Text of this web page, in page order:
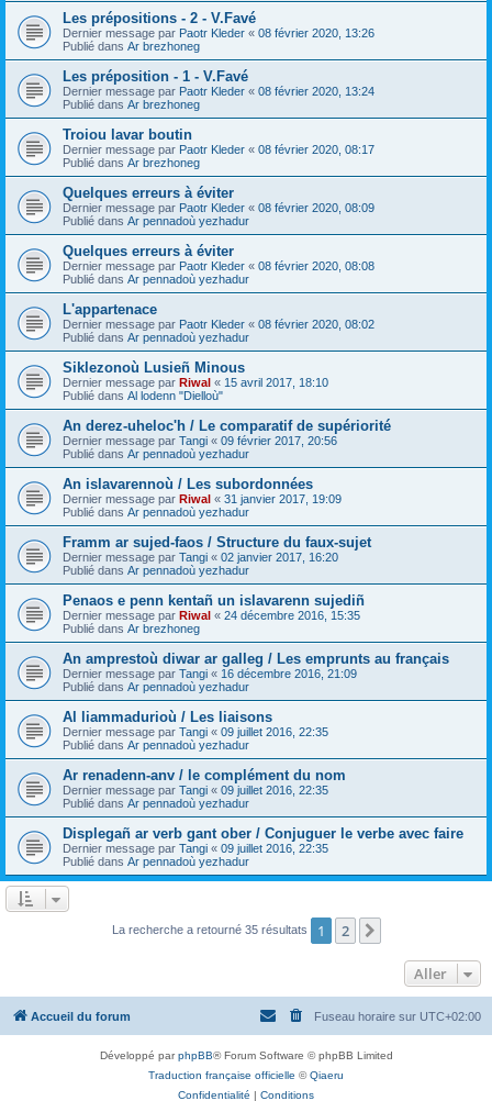
Les prépositions - 2 - V.Favé
Dernier message par Paotr Kleder « 08 février 2020, 13:26
Publié dans Ar brezhoneg
Les préposition - 1 - V.Favé
Dernier message par Paotr Kleder « 08 février 2020, 13:24
Publié dans Ar brezhoneg
Troiou lavar boutin
Dernier message par Paotr Kleder « 08 février 2020, 08:17
Publié dans Ar brezhoneg
Quelques erreurs à éviter
Dernier message par Paotr Kleder « 08 février 2020, 08:09
Publié dans Ar pennadoù yezhadur
Quelques erreurs à éviter
Dernier message par Paotr Kleder « 08 février 2020, 08:08
Publié dans Ar pennadoù yezhadur
L'appartenace
Dernier message par Paotr Kleder « 08 février 2020, 08:02
Publié dans Ar pennadoù yezhadur
Siklezonoù Lusieñ Minous
Dernier message par Riwal « 15 avril 2017, 18:10
Publié dans Al lodenn "Dielloù"
An derez-uheloc'h / Le comparatif de supériorité
Dernier message par Tangi « 09 février 2017, 20:56
Publié dans Ar pennadoù yezhadur
An islavarennoù / Les subordonnées
Dernier message par Riwal « 31 janvier 2017, 19:09
Publié dans Ar pennadoù yezhadur
Framm ar sujed-faos / Structure du faux-sujet
Dernier message par Tangi « 02 janvier 2017, 16:20
Publié dans Ar pennadoù yezhadur
Penaos e penn kentañ un islavarenn sujediñ
Dernier message par Riwal « 24 décembre 2016, 15:35
Publié dans Ar brezhoneg
An amprestoù diwar ar galleg / Les emprunts au français
Dernier message par Tangi « 16 décembre 2016, 21:09
Publié dans Ar pennadoù yezhadur
Al liammadurioù / Les liaisons
Dernier message par Tangi « 09 juillet 2016, 22:35
Publié dans Ar pennadoù yezhadur
Ar renadenn-anv / le complément du nom
Dernier message par Tangi « 09 juillet 2016, 22:35
Publié dans Ar pennadoù yezhadur
Displegañ ar verb gant ober / Conjuguer le verbe avec faire
Dernier message par Tangi « 09 juillet 2016, 22:35
Publié dans Ar pennadoù yezhadur
La recherche a retourné 35 résultats 1 2
Aller
Accueil du forum Fuseau horaire sur UTC+02:00
Développé parphpBB® Forum Software © phpBB Limited
Traduction française officielle ©Qiaeru
Confidentialité | Conditions